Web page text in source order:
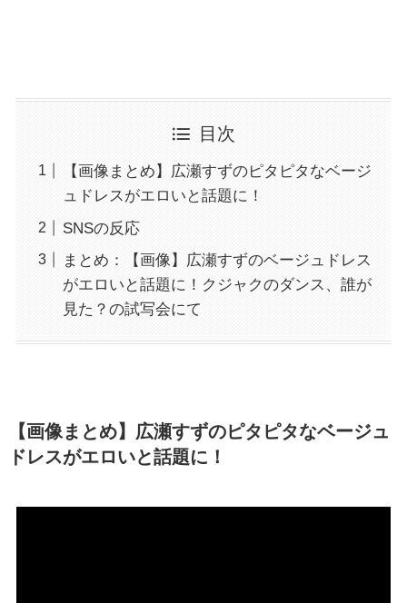
目次
【画像まとめ】広瀬すずのピタピタなベージ
ュドレスがエロいと話題に！
SNSの反応
まとめ：【画像】広瀬すずのベージュドレス
がエロいと話題に！クジャクのダンス、誰が
見た？の試写会にて
【画像まとめ】広瀬すずのピタピタなベージュ
ドレスがエロいと話題に！